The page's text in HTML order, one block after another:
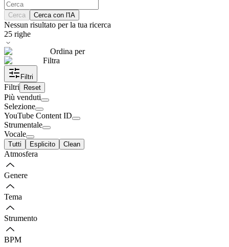
Cerca Cerca con l'IA
Nessun risultato per la tua ricerca
25 righe
Ordina per
Filtra
Filtri
Filtri Reset
Più venduti
Selezione
YouTube Content ID
Strumentale
Vocale
Tutti Esplicito Clean
Atmosfera
Genere
Tema
Strumento
BPM